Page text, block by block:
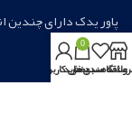
پاور یدک دارای چندین
علاقه مندی ها
0
سبد خرید
بخش کاربری